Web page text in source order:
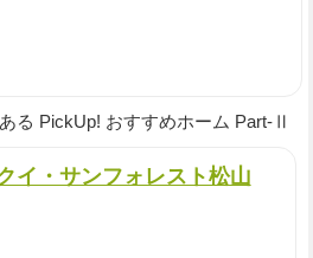
る PickUp! おすすめホーム Part-Ⅱ
イ・サンフォレスト松山